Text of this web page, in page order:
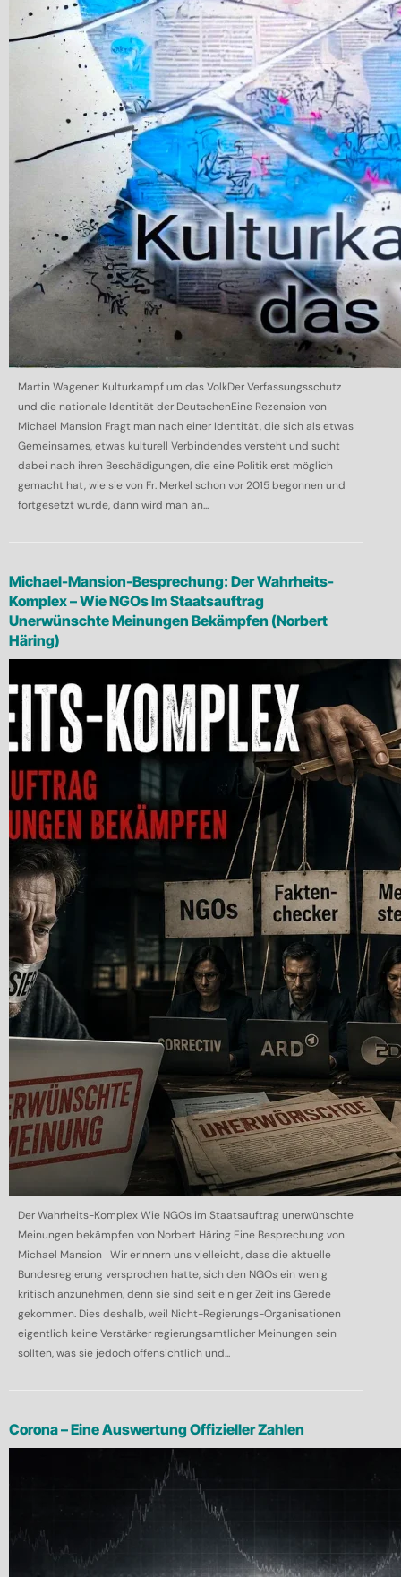
Martin Wagener: Kulturkampf um das VolkDer Verfassungsschutz
und die nationale Identität der DeutschenEine Rezension von
Michael Mansion Fragt man nach einer Identität, die sich als etwas
Gemeinsames, etwas kulturell Verbindendes versteht und sucht
dabei nach ihren Beschädigungen, die eine Politik erst möglich
gemacht hat, wie sie von Fr. Merkel schon vor 2015 begonnen und
fortgesetzt wurde, dann wird man an...
Michael-Mansion-Besprechung: Der Wahrheits-
Komplex – Wie NGOs Im Staatsauftrag
Unerwünschte Meinungen Bekämpfen (Norbert
Häring)
Der Wahrheits-Komplex Wie NGOs im Staatsauftrag unerwünschte
Meinungen bekämpfen von Norbert Häring Eine Besprechung von
Michael Mansion Wir erinnern uns vielleicht, dass die aktuelle
Bundesregierung versprochen hatte, sich den NGOs ein wenig
kritisch anzunehmen, denn sie sind seit einiger Zeit ins Gerede
gekommen. Dies deshalb, weil Nicht-Regierungs-Organisationen
eigentlich keine Verstärker regierungsamtlicher Meinungen sein
sollten, was sie jedoch offensichtlich und...
Corona – Eine Auswertung Offizieller Zahlen